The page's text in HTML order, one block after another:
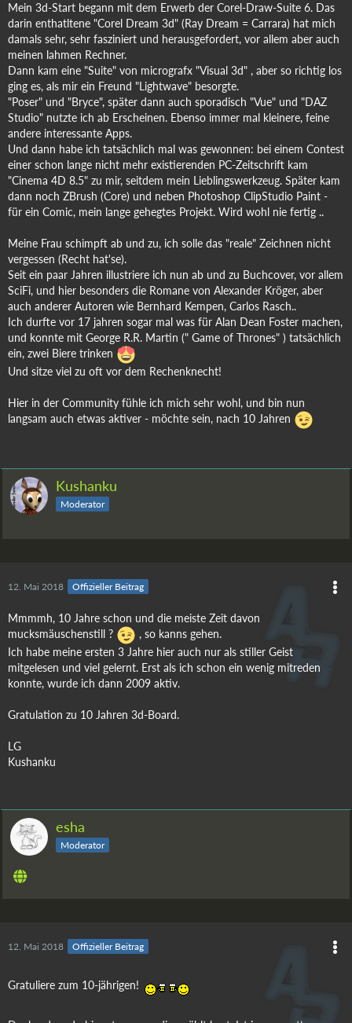
Mein 3d-Start begann mit dem Erwerb der Corel-Draw-Suite 6. Das
darin enthatltene "Corel Dream 3d" (Ray Dream = Carrara) hat mich
damals sehr, sehr fasziniert und herausgefordert, vor allem aber auch
meinen lahmen Rechner.
Dann kam eine "Suite" von micrografx "Visual 3d" , aber so richtig los
ging es, als mir ein Freund "Lightwave" besorgte.
"Poser" und "Bryce", später dann auch sporadisch "Vue" und "DAZ
Studio" nutzte ich ab Erscheinen. Ebenso immer mal kleinere, feine
andere interessante Apps.
Und dann habe ich tatsächlich mal was gewonnen: bei einem Contest
einer schon lange nicht mehr existierenden PC-Zeitschrift kam
"Cinema 4D 8.5" zu mir, seitdem mein Lieblingswerkzeug. Später kam
dann noch ZBrush (Core) und neben Photoshop ClipStudio Paint -
für ein Comic, mein lange gehegtes Projekt. Wird wohl nie fertig ..
Meine Frau schimpft ab und zu, ich solle das "reale" Zeichnen nicht
vergessen (Recht hat'se).
Seit ein paar Jahren illustriere ich nun ab und zu Buchcover, vor allem
SciFi, und hier besonders die Romane von Alexander Kröger, aber
auch anderer Autoren wie Bernhard Kempen, Carlos Rasch..
Ich durfte vor 17 jahren sogar mal was für Alan Dean Foster machen,
und konnte mit George R.R. Martin (" Game of Thrones" ) tatsächlich
ein, zwei Biere trinken
Und sitze viel zu oft vor dem Rechenknecht!
Hier in der Community fühle ich mich sehr wohl, und bin nun
langsam auch etwas aktiver - möchte sein, nach 10 Jahren
Kushanku
Moderator
12. Mai 2018 Offizieller Beitrag
Mmmmh, 10 Jahre schon und die meiste Zeit davon
mucksmäuschenstill ?
, so kanns gehen.
Ich habe meine ersten 3 Jahre hier auch nur als stiller Geist
mitgelesen und viel gelernt. Erst als ich schon ein wenig mitreden
konnte, wurde ich dann 2009 aktiv.
Gratulation zu 10 Jahren 3d-Board.
LG
Kushanku
esha
Moderator
12. Mai 2018 Offizieller Beitrag
Gratuliere zum 10-jährigen!